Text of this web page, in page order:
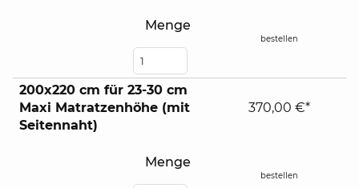
Menge
bestellen
200x220 cm für 23-30 cm
Maxi Matratzenhöhe (mit
Seitennaht)
Menge
370,00 €*
bestellen